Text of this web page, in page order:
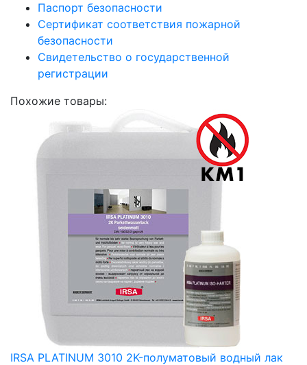
Паспорт безопасности
Сертификат соответствия пожарной
безопасности
Свидетельство о государственной
регистрации
Похожие товары:
IRSA PLATINUM 3010 2K-полуматовый водный лак